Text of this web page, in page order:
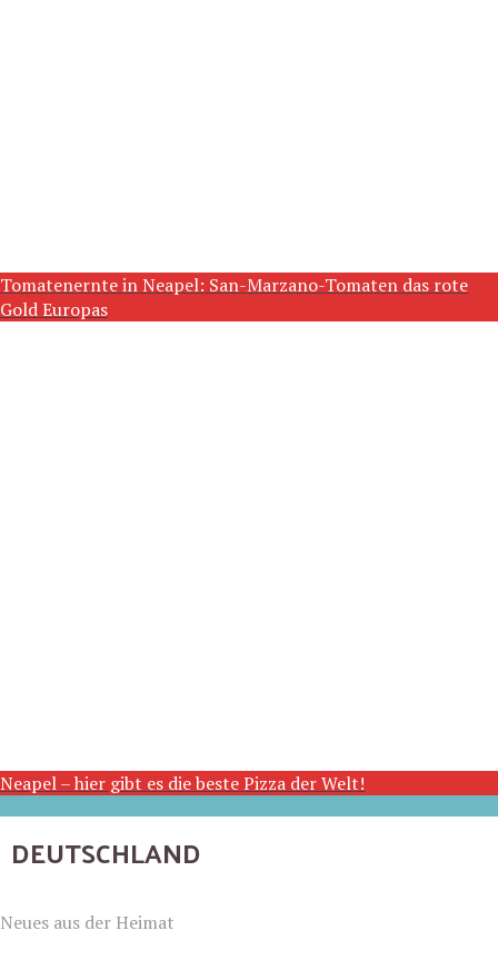
Tomatenernte in Neapel: San-Marzano-Tomaten das rote
Gold Europas
Neapel – hier gibt es die beste Pizza der Welt!
DEUTSCHLAND
Neues aus der Heimat